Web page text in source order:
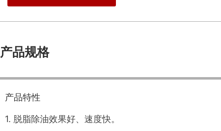
产品规格
产品特性
1. 脱脂除油效果好、速度快。